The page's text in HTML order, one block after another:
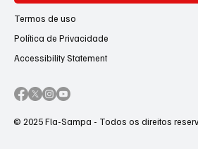
Termos de uso
Política de Privacidade
Accessibility Statement
© 2025 Fla-Sampa - Todos os direitos